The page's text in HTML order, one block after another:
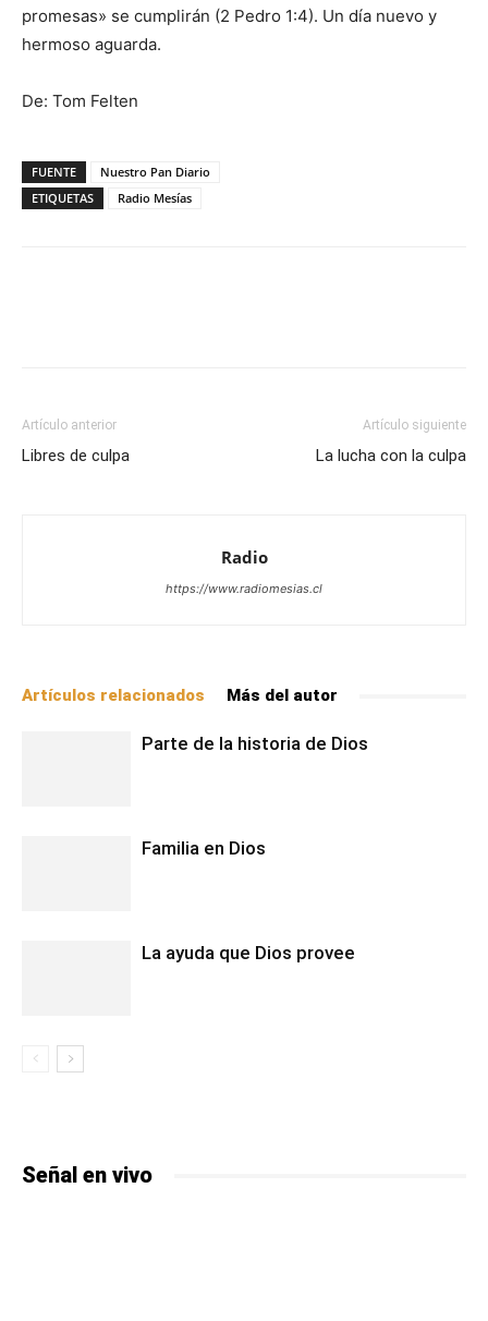
promesas» se cumplirán (2 Pedro 1:4). Un día nuevo y
hermoso aguarda.
De: Tom Felten
FUENTE
Nuestro Pan Diario
ETIQUETAS
Radio Mesías
Artículo anterior
Libres de culpa
Artículo siguiente
La lucha con la culpa
Radio
https://www.radiomesias.cl
Artículos relacionados Más del autor
Parte de la historia de Dios
Familia en Dios
La ayuda que Dios provee
Señal en vivo